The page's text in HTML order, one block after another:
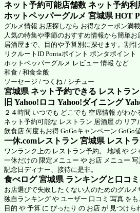
ネット予約可能店舗数 ネット予約
ホットペッパーグルメ 宮城県 HOT
グルメ情報 お店探しなら お得なクーポン満
人気の特集や季節のおすすめ情報から簡単
居酒屋まで、目的や予算別に探せます。割
リクルートID Pontaポイント ポンタポイン
ホットペッパーグルメ レビュー 情報 など
和食 / 和食全般
ソーセージ / つくね / シチュー
宮城県 ネット予約できる レストラ
旧 Yahoo!ロコ Yahoo!ダイニング
２４時間 いつでも どこでも 空席情報 がわ
ネット予約可能な レストラン 居酒屋 の リ
飲食店 何度もお得 GoGoキャンペーン GoGo
一休.comレストラン 宮城県 レスト
ワンランク上の レストラン予約。 地域 や
一休だけの 限定メニュー や お店 メニュー
記念日ディナー、接待に是非。
食べログ 宮城県 ランキングと口コ
お店選びで失敗したくない人のためのグル
独自ランキング や ユーザー 口コミ 写真 を
目的 や 予算 に ぴったり の お店 が 見つけら